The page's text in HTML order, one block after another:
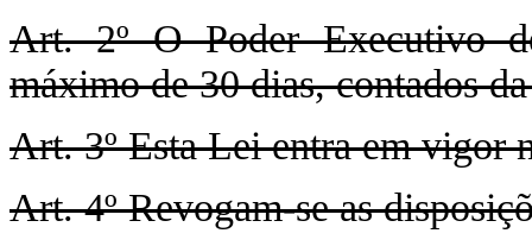
Art. 2º O Poder Executivo
máximo de 30 dias, contados
Art. 3º Esta Lei entra em vigor
Art. 4º Revogam-se as